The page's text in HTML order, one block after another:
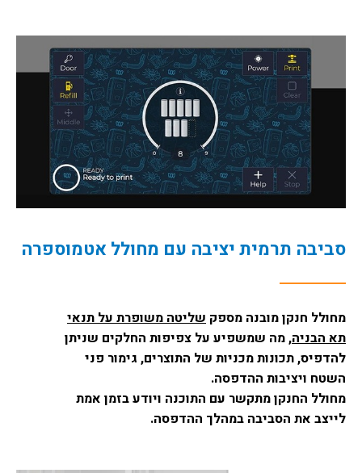
סביבה תרמית יציבה עם מחולל אטמוספרה
מחולל חנקן מובנה מספק שליטה משופרת על תנאי
תא הבניה, מה שמשפיע על צפיפות החלקים שניתן
להדפיס, תכונות מכניות של התוצרים, גימור פני
השטח ויציבות ההדפסה.
מחולל החנקן מתקשר עם התוכנה ויודע בזמן אמת
לייצב את הסביבה במהלך ההדפסה.